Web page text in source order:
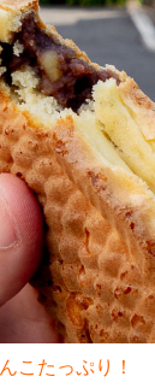
こたっぷり！